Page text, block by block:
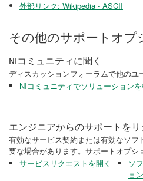
外部リンク: Wikipedia - ASCII
その他のサポートオプ
NIコミュニティに聞く
ディスカッションフォーラムで他のユ
NIコミュニティでソリューション
エンジニアからのサポートを
有効なサービス契約または有効なソ
要な場合があります。サポートオプシ
サービスリクエストを開く
ソ
ョ